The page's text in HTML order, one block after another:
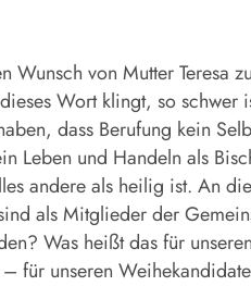
Wunsch von Mutter
Wort klingt, so schwer
dass Berufung kein
Leben und Handeln als
andere als heilig ist. An
als Mitglieder der
Was heißt das für
für unseren